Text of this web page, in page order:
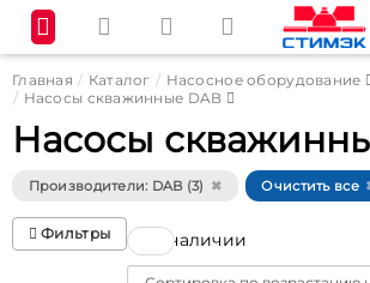
Главная Каталог
Насосное оборудование
Насосы скважинные DAB
Насосы
Производители: DAB (3) Очистить все
Фильтры В наличии
Sort